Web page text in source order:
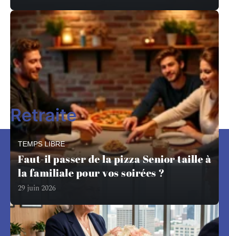
TEMPS LIBRE
Faut-il passer de la pizza Senior taille à
la familiale pour vos soirées ?
29 juin 2026
En savoir plus
Retraite